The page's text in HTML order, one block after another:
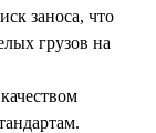
заноса, что
грузов на